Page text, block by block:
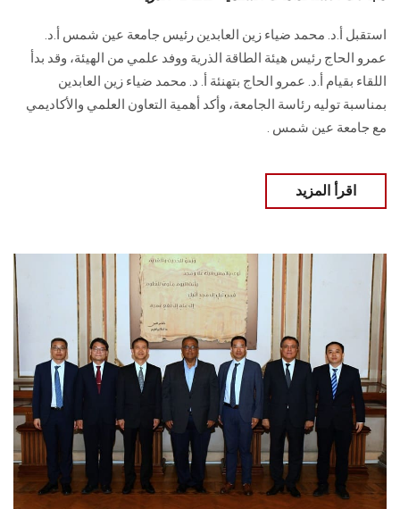
استقبل أ.د. محمد ضياء زين العابدين رئيس جامعة عين شمس أ.د.
عمرو الحاج رئيس هيئة الطاقة الذرية ووفد علمي من الهيئة، وقد بدأ
اللقاء بقيام أ.د. عمرو الحاج بتهنئة أ. د. محمد ضياء زين العابدين
بمناسبة توليه رئاسة الجامعة، و‏أكد أهمية التعاون العلمي والأكاديمي
مع جامعة عين شمس ‏.
اقرأ المزيد